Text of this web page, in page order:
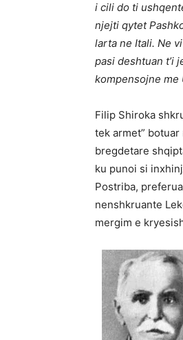
i cili do ti
njejti qytet
larta ne Itali. Ne
pasi deshtuan t’i
kompensojne me
Filip Shiroka
tek armet”
bregdetare
ku punoi si
Postriba,
nenshkruante
mergim e